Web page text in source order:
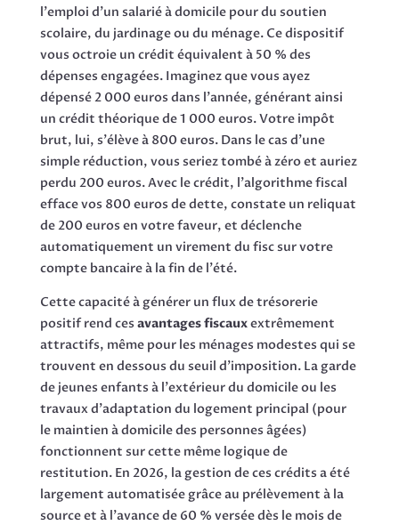
l'emploi d'un salarié à domicile pour du soutien
scolaire, du jardinage ou du ménage. Ce dispositif
vous octroie un crédit équivalent à 50 % des
dépenses engagées. Imaginez que vous ayez
dépensé 2 000 euros dans l'année, générant ainsi
un crédit théorique de 1 000 euros. Votre impôt
brut, lui, s'élève à 800 euros. Dans le cas d'une
simple réduction, vous seriez tombé à zéro et auriez
perdu 200 euros. Avec le crédit, l'algorithme fiscal
efface vos 800 euros de dette, constate un reliquat
de 200 euros en votre faveur, et déclenche
automatiquement un virement du fisc sur votre
compte bancaire à la fin de l'été.
Cette capacité à générer un flux de trésorerie
positif rend ces avantages fiscauxextrêmement
attractifs, même pour les ménages modestes qui se
trouvent en dessous du seuil d'imposition. La garde
de jeunes enfants à l'extérieur du domicile ou les
travaux d'adaptation du logement principal (pour
le maintien à domicile des personnes âgées)
fonctionnent sur cette même logique de
restitution. En 2026, la gestion de ces crédits a été
largement automatisée grâce au prélèvement à la
source et à l'avance de 60 % versée dès le mois de